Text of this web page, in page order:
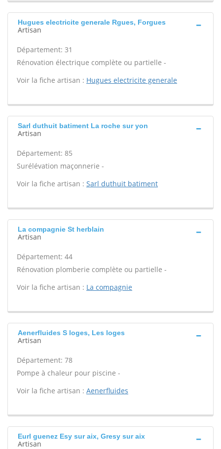
Hugues electricite generale Rgues, Forgues
Artisan
Département: 31
Rénovation électrique complète ou partielle -
Voir la fiche artisan : Hugues electricite generale
Sarl duthuit batiment La roche sur yon
Artisan
Département: 85
Surélévation maçonnerie -
Voir la fiche artisan : Sarl duthuit batiment
La compagnie St herblain
Artisan
Département: 44
Rénovation plomberie complète ou partielle -
Voir la fiche artisan : La compagnie
Aenerfluides S loges, Les loges
Artisan
Département: 78
Pompe à chaleur pour piscine -
Voir la fiche artisan : Aenerfluides
Eurl guenez Esy sur aix, Gresy sur aix
Artisan